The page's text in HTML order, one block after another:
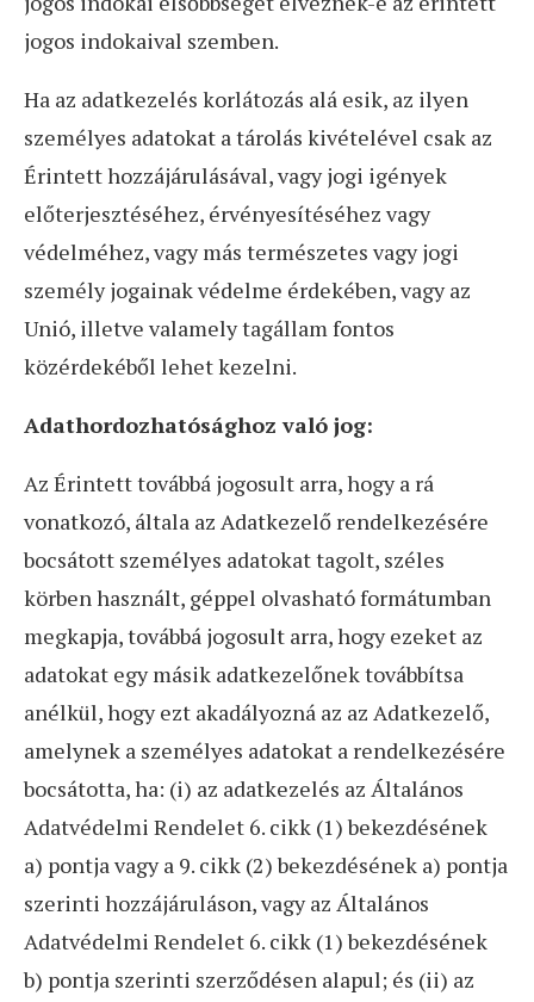
jogos indokaival szemben.
Ha az adatkezelés korlátozás alá esik, az ilyen
személyes adatokat a tárolás kivételével csak az
Érintett hozzájárulásával, vagy jogi igények
előterjesztéséhez, érvényesítéséhez vagy
védelméhez, vagy más természetes vagy jogi
személy jogainak védelme érdekében, vagy az
Unió, illetve valamely tagállam fontos
közérdekéből lehet kezelni.
Adathordozhatósághoz való jog:
Az Érintett továbbá jogosult arra, hogy a rá
vonatkozó, általa az Adatkezelő rendelkezésére
bocsátott személyes adatokat tagolt, széles
körben használt, géppel olvasható formátumban
megkapja, továbbá jogosult arra, hogy ezeket az
adatokat egy másik adatkezelőnek továbbítsa
anélkül, hogy ezt akadályozná az az Adatkezelő,
amelynek a személyes adatokat a rendelkezésére
bocsátotta, ha: (i) az adatkezelés az Általános
Adatvédelmi Rendelet 6. cikk (1) bekezdésének
a) pontja vagy a 9. cikk (2) bekezdésének a) pontja
szerinti hozzájáruláson, vagy az Általános
Adatvédelmi Rendelet 6. cikk (1) bekezdésének
b) pontja szerinti szerződésen alapul; és (ii) az